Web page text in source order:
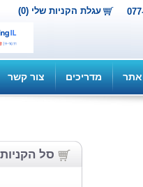
עגלת הקניות שלי (0)
מדריכים צור קשר
סל